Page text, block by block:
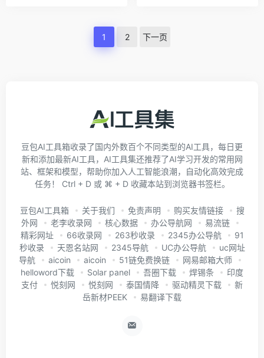
1 2 下一页
豆包AI工具箱收录了国内外数百个不同类型的AI工具，每日更
新和添加最新AI工具，AI工具集还推荐了AI学习开发的常用网
站、框架和模型，帮助你加入人工智能浪潮，自动化高效完成
任务！ Ctrl + D 或 ⌘ + D 收藏本站到浏览器书签栏。
豆包AI工具箱 关于我们 免责声明 购买友情链接
搜
外网
老李收录网 核心数据 办公导航网
易流链
精彩网址
66收录网 263秒收录 2345办公导航
91
秒收录
天恩名站网 2345导航 UC办公导航
uc网址
导航
aicoin aicoin 51链免费换链
网易邮箱大师
helloword下载
Solar panel 吾圈下载 焊锡条
印度
支付
悦刻网 悦刻网 泰国情降 驱动精灵下载
新
岳新材PEEK
易翻译下载